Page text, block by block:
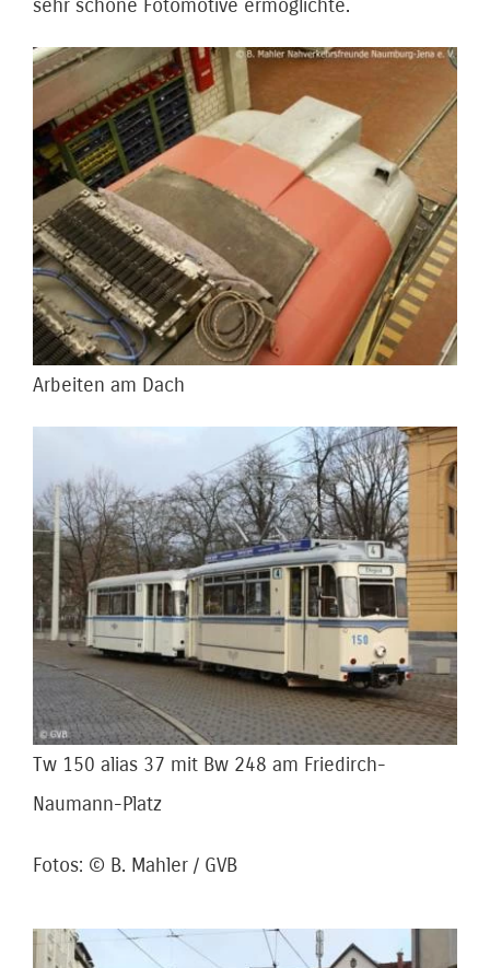
sehr schöne Fotomotive ermöglichte.
Arbeiten am Dach
Tw 150 alias 37 mit Bw 248 am Friedirch-
Naumann-Platz
Fotos: © B. Mahler / GVB